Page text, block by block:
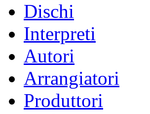
Dischi
Interpreti
Autori
Arrangiatori
Produttori